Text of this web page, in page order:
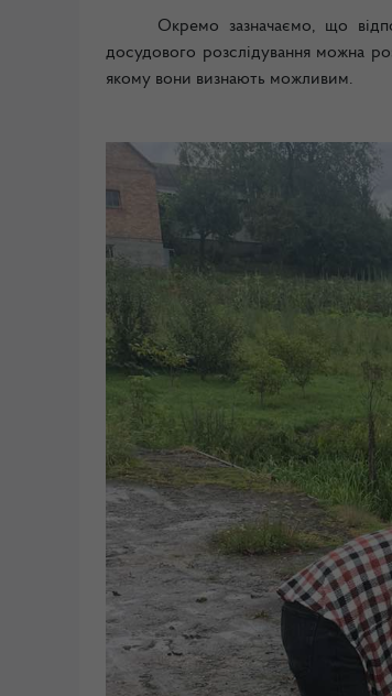
Окремо зазначаємо, що
досудового розслідування можна
якому вони визнають можливим.